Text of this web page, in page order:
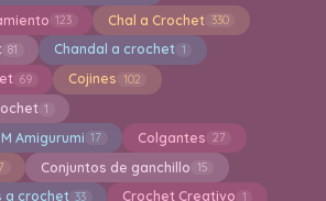
123 Chal a Crochet 330
81 Chandal a crochet 1
69 Cojines 102
1
Amigurumi 17 Colgantes 27
Conjuntos de ganchillo 15
a crochet 33 Crochet Creativo 1